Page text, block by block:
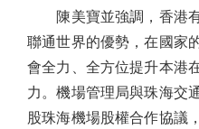
陳美寶並強調，香港有
聯通世界的優勢，在國家
會全力、全方位提升本港
力。機場管理局與珠海交
股珠海機場股權合作協議